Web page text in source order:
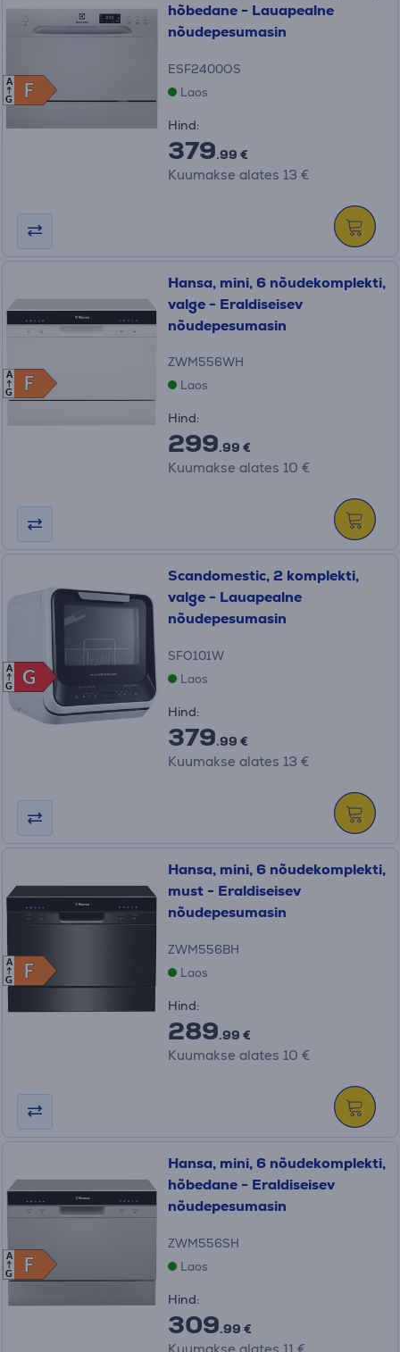
F
F
A
G
hõbedane - Lauapealne
nõudepesumasin
ESF2400OS
Laos
Hind:
379.99 €
Kuumakse alates 13 €
F
F
A
G
Hansa, mini, 6 nõudekomplekti,
valge - Eraldiseisev
nõudepesumasin
ZWM556WH
Laos
Hind:
299.99 €
Kuumakse alates 10 €
G
G
A
G
Scandomestic, 2 komplekti,
valge - Lauapealne
nõudepesumasin
SFO101W
Laos
Hind:
379.99 €
Kuumakse alates 13 €
F
F
A
G
Hansa, mini, 6 nõudekomplekti,
must - Eraldiseisev
nõudepesumasin
ZWM556BH
Laos
Hind:
289.99 €
Kuumakse alates 10 €
F
F
A
G
Hansa, mini, 6 nõudekomplekti,
hõbedane - Eraldiseisev
nõudepesumasin
ZWM556SH
Laos
Hind:
309.99 €
Kuumakse alates 11 €